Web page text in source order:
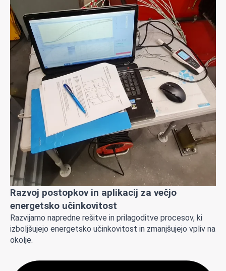
Razvoj postopkov in aplikacij za večjo
energetsko učinkovitost
Razvijamo napredne rešitve in prilagoditve procesov, ki
izboljšujejo energetsko učinkovitost in zmanjšujejo vpliv na
okolje.